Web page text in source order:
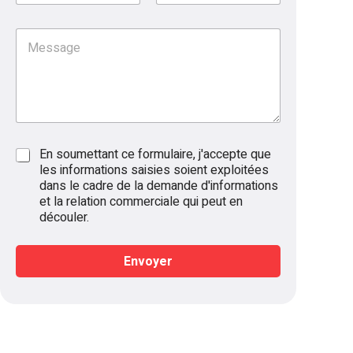
*
* o
n
m
r
p
c
M
e
R
G
En soumettant ce formulaire, j'accepte que
les informations saisies soient exploitées
dans le cadre de la demande d'informations
et la relation commerciale qui peut en
découler.
Envoyer